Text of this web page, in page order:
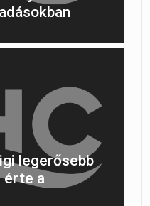
legerősebb
érte a